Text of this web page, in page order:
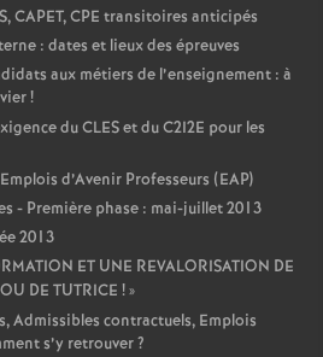
CAPET, CPE transitoires anticipés
: dates et lieux des épreuves
aux métiers de l’enseignement : à
!
du CLES et du C2I2E pour les
d’Avenir Professeurs (EAP)
- Première phase : mai-juillet 2013
2013
ET UNE REVALORISATION DE
DE TUTRICE !»
Admissibles contractuels, Emplois
s’y retrouver?